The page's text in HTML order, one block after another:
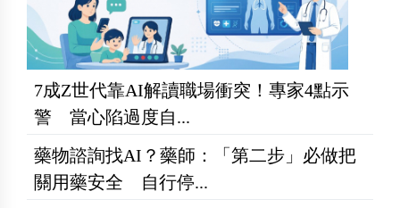
7成Z世代靠AI解讀職場衝突！專家4點示
警 當心陷過度自...
藥物諮詢找AI？藥師：「第二步」必做把
關用藥安全 自行停...